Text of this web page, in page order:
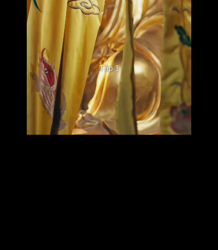
Tập 1